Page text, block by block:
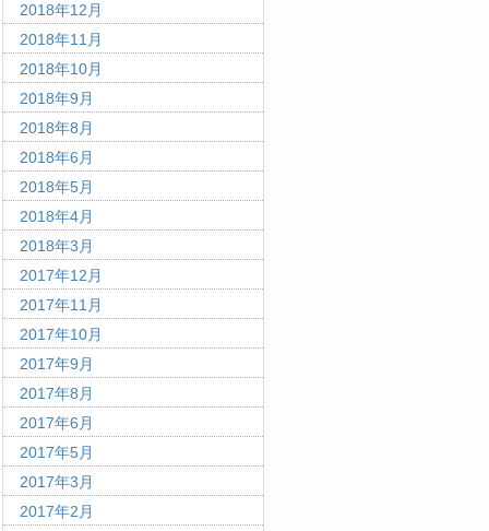
2018年12月
2018年11月
2018年10月
2018年9月
2018年8月
2018年6月
2018年5月
2018年4月
2018年3月
2017年12月
2017年11月
2017年10月
2017年9月
2017年8月
2017年6月
2017年5月
2017年3月
2017年2月